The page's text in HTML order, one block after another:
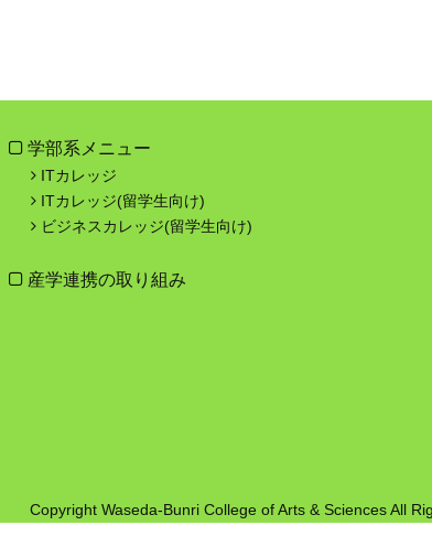
学部系メニュー
ITカレッジ
ITカレッジ(留学生向け)
ビジネスカレッジ(留学生向け)
産学連携の取り組み
Copyright Waseda-Bunri College of Arts & Sciences All